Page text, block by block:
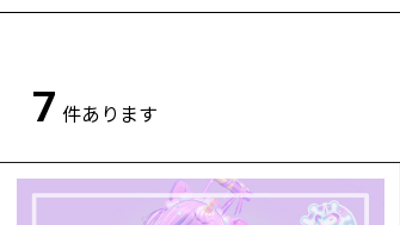
7 件あります